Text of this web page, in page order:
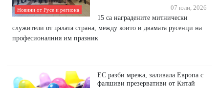
Новини от Русе и региона 07 юли, 2026
15 са наградените митнически
служители от цялата страна, между които и двамата русенци на
професионалния им празник
ЕС разби мрежа, заливала Европа с
фалшиви презервативи от Китай